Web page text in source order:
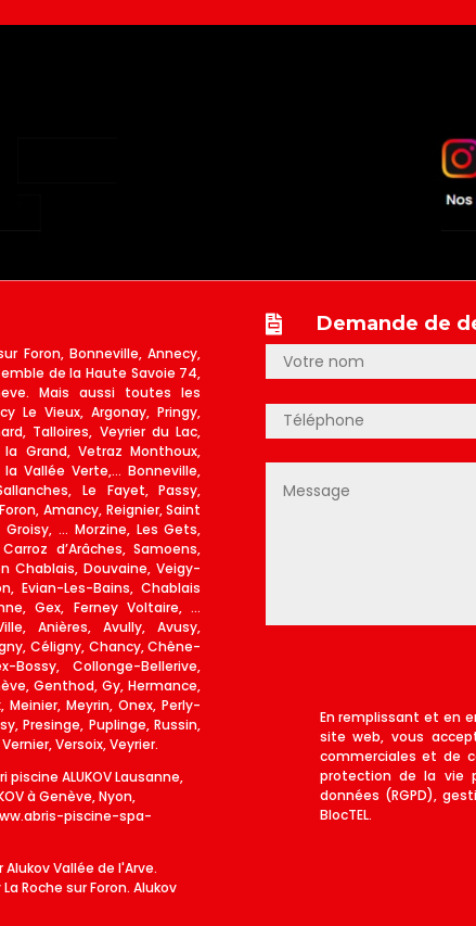
Foron, Bonneville, Annecy,
de la Haute Savoie 74,
Mais aussi toutes les
Le Vieux, Argonay, Pringy,
Talloires, Veyrier du Lac,
Grand, Vetraz Monthoux,
Vallée Verte,… Bonneville,
Le Fayet, Passy,
Amancy, Reignier, Saint
Groisy, … Morzine, Les Gets,
d’Arâches, Samoens,
Chablais, Douvaine, Veigy-
Evian-Les-Bains, Chablais
Gex, Ferney Voltaire, …
Anières, Avully, Avusy,
Céligny, Chancy, Chêne-
Bossy, Collonge-Bellerive,
Genthod, Gy, Hermance,
Meinier, Meyrin, Onex, Perly-
Presinge, Puplinge, Russin,
Versoix, Veyrier.
piscine ALUKOV Lausanne,
à Genève, Nyon,
piscine-spa-
Vallée de l'Arve.
Roche sur Foron. Alukov
 Demande de
En remplissant et en
site web, vous
commerciales et de
protection de la vie
données (RGPD),
BlocTEL.